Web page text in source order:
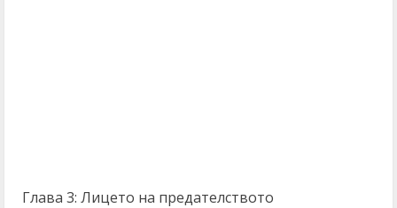
Глава 3: Лицето на предателството